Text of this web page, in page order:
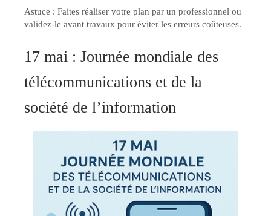
Astuce : Faites réaliser votre plan par un professionnel ou
validez-le avant travaux pour éviter les erreurs coûteuses.
17 mai : Journée mondiale des
télécommunications et de la
société de l’information